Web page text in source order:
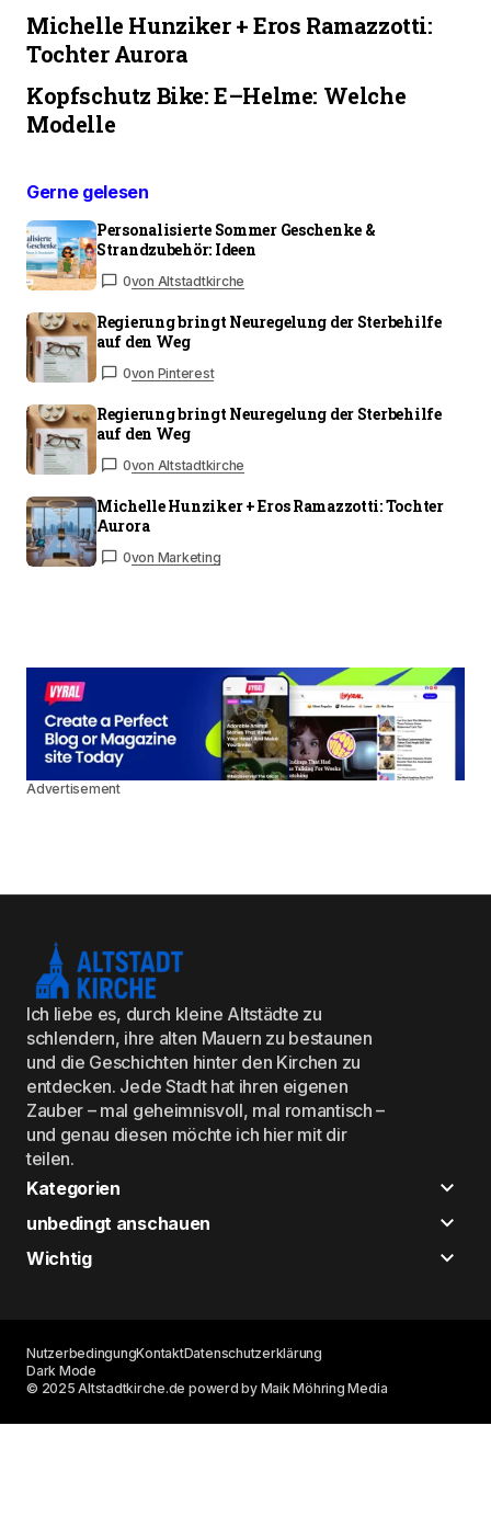
Michelle Hunziker + Eros Ramazzotti:
Tochter Aurora
Kopfschutz Bike: E–Helme: Welche
Modelle
Gerne gelesen
Personalisierte Sommer Geschenke &
Strandzubehör: Ideen
0von Altstadtkirche
Regierung bringt Neuregelung der Sterbehilfe
auf den Weg
0von Pinterest
Regierung bringt Neuregelung der Sterbehilfe
auf den Weg
0von Altstadtkirche
Michelle Hunziker + Eros Ramazzotti: Tochter
Aurora
0von Marketing
Advertisement
Ich liebe es, durch kleine Altstädte zu
schlendern, ihre alten Mauern zu bestaunen
und die Geschichten hinter den Kirchen zu
entdecken. Jede Stadt hat ihren eigenen
Zauber – mal geheimnisvoll, mal romantisch –
und genau diesen möchte ich hier mit dir
teilen.
Kategorien
unbedingt anschauen
Wichtig
© 2025 Altstadtkirche.de powerd by Maik Möhring Media
NutzerbedingungKontaktDatenschutzerklärung
Dark Mode